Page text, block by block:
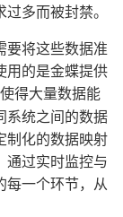
多而被封禁。
要将这些数据准
用的是金蝶提供
得大量数据能
系统之间的数据
制化的数据映射
通过实时监控与
每一个环节，从